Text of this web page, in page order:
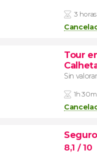
3 horas
Tour
Sin valorar
1h 30m
8,1 / 10